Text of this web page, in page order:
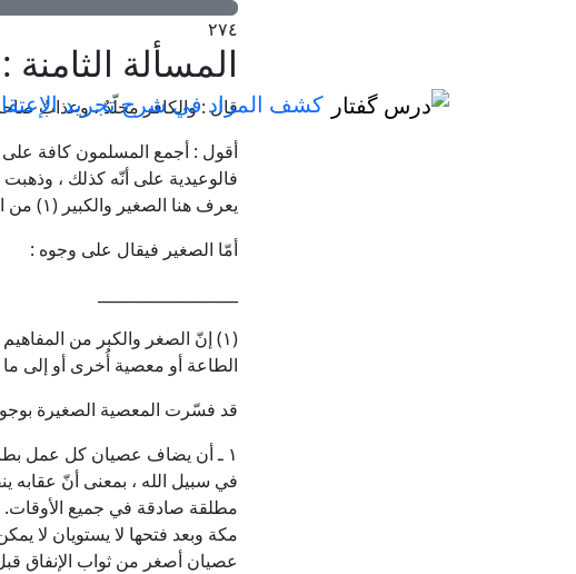
٢٧٤
المسألة
قال : والكافر مخلّدٌ ، وعذابُ صاحبِ
أقول : أجمع المسلمون كافة على
فالوعيدية على أنّه كذلك ،
يعرف هنا الصغير والكبير (١)
من
أمّا الصغير فيقال على وجوه :
(١) إنّ الصغر والكبر من
الطاعة أو معصية أُخرى أو إلى ما
قد فسّرت المعصية الصغيرة
١ ـ أن يضاف عصيان كل عمل
في سبيل الله ، بمعنى أنّ
مطلقة صادقة في جميع الأوقات.
مكة وبعد فتحها لا يستويان لا
عصيان أصغر من ثواب الإنفاق